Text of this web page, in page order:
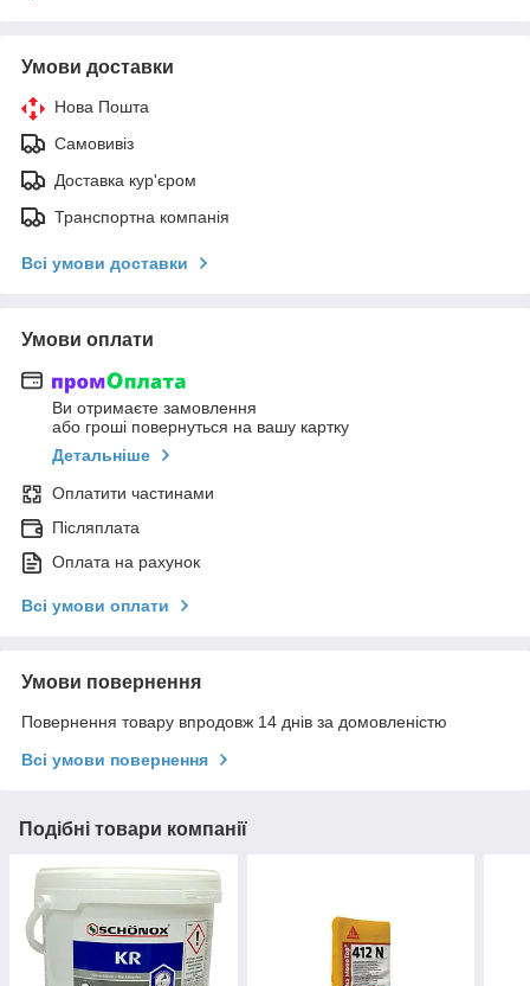
Умови доставки
Нова Пошта
Самовивіз
Доставка кур'єром
Транспортна компанія
Всі умови доставки
Умови оплати
Ви отримаєте замовлення
або гроші повернуться на вашу картку
Детальніше
Оплатити частинами
Післяплата
Оплата на рахунок
Всі умови оплати
Умови повернення
Повернення товару впродовж 14 днів за домовленістю
Всі умови повернення
Подібні товари компанії